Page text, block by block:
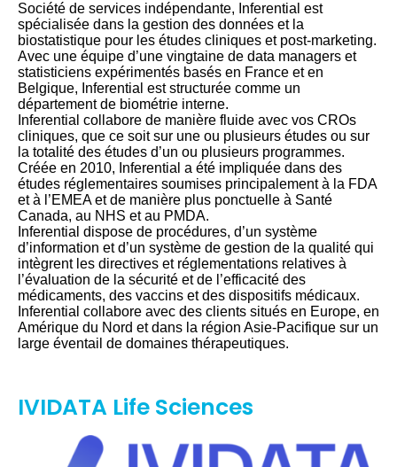
Société de services indépendante, Inferential est
spécialisée dans la gestion des données et la
biostatistique pour les études cliniques et post-marketing.
Avec une équipe d’une vingtaine de data managers et
statisticiens expérimentés basés en France et en
Belgique, Inferential est structurée comme un
département de biométrie interne.
Inferential collabore de manière fluide avec vos CROs
cliniques, que ce soit sur une ou plusieurs études ou sur
la totalité des études d’un ou plusieurs programmes.
Créée en 2010, Inferential a été impliquée dans des
études réglementaires soumises principalement à la FDA
et à l’EMEA et de manière plus ponctuelle à Santé
Canada, au NHS et au PMDA.
Inferential dispose de procédures, d’un système
d’information et d’un système de gestion de la qualité qui
intègrent les directives et réglementations relatives à
l’évaluation de la sécurité et de l’efficacité des
médicaments, des vaccins et des dispositifs médicaux.
Inferential collabore avec des clients situés en Europe, en
Amérique du Nord et dans la région Asie-Pacifique sur un
large éventail de domaines thérapeutiques.
IVIDATA Life Sciences